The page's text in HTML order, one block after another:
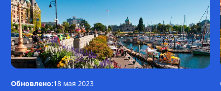
Обновлено:18 мая 2023